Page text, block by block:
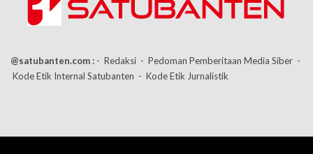
@satubanten.com : - Redaksi - Pedoman Pemberitaan Media Siber -
Kode Etik Internal Satubanten - Kode Etik Jurnalistik